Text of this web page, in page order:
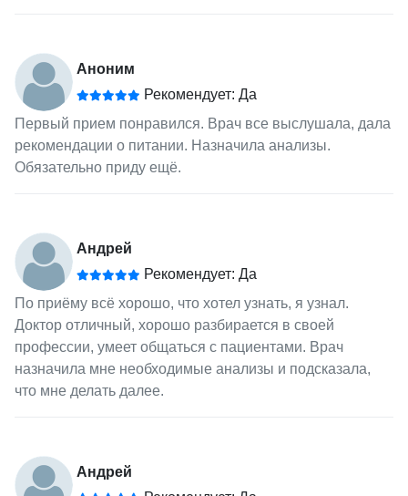
Аноним
Рекомендует: Да
Первый прием понравился. Врач все выслушала, дала
рекомендации о питании. Назначила анализы.
Обязательно приду ещё.
Андрей
Рекомендует: Да
По приёму всё хорошо, что хотел узнать, я узнал.
Доктор отличный, хорошо разбирается в своей
профессии, умеет общаться с пациентами. Врач
назначила мне необходимые анализы и подсказала,
что мне делать далее.
Андрей